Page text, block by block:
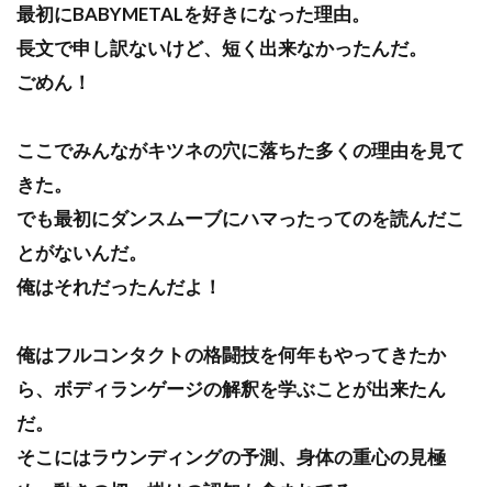
最初にBABYMETALを好きになった理由。
長文で申し訳ないけど、短く出来なかったんだ。
ごめん！
ここでみんながキツネの穴に落ちた多くの理由を見て
きた。
でも最初にダンスムーブにハマったってのを読んだこ
とがないんだ。
俺はそれだったんだよ！
俺はフルコンタクトの格闘技を何年もやってきたか
ら、ボディランゲージの解釈を学ぶことが出来たん
だ。
そこにはラウンディングの予測、身体の重心の見極